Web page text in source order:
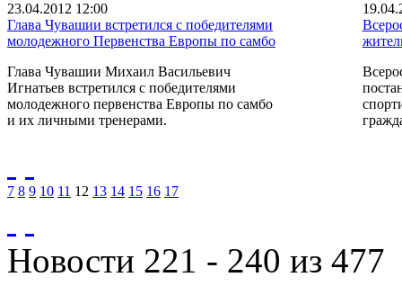
23.04.2012 12:00
Глава Чувашии встретился с победителями
молодежного Первенства Европы по самбо
Глава Чувашии Михаил Васильевич
Игнатьев встретился с победителями
молодежного первенства Европы по самбо
и их личными тренерами.
7 8 9 10 11 12 13 14 15 16 17
Новости 221 - 240 из 477